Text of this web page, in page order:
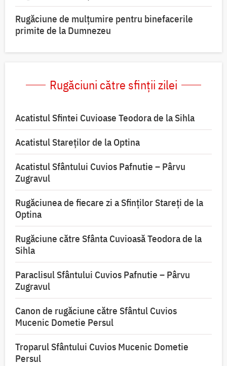
Rugăciune de mulțumire pentru binefacerile
primite de la Dumnezeu
Rugăciuni către sfinții zilei
Acatistul Sfintei Cuvioase Teodora de la Sihla
Acatistul Stareţilor de la Optina
Acatistul Sfântului Cuvios Pafnutie – Pârvu
Zugravul
Rugăciunea de fiecare zi a Sfinților Stareți de la
Optina
Rugăciune către Sfânta Cuvioasă Teodora de la
Sihla
Paraclisul Sfântului Cuvios Pafnutie – Pârvu
Zugravul
Canon de rugăciune către Sfântul Cuvios
Mucenic Dometie Persul
Troparul Sfântului Cuvios Mucenic Dometie
Persul